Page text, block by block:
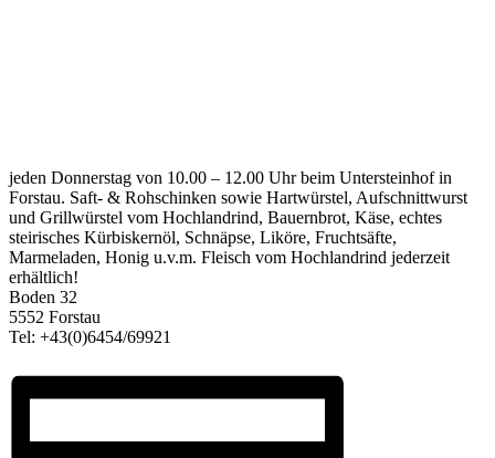
jeden Donnerstag von 10.00 – 12.00 Uhr beim Untersteinhof in
Forstau. Saft- & Rohschinken sowie Hartwürstel, Aufschnittwurst
und Grillwürstel vom Hochlandrind, Bauernbrot, Käse, echtes
steirisches Kürbiskernöl, Schnäpse, Liköre, Fruchtsäfte,
Marmeladen, Honig u.v.m. Fleisch vom Hochlandrind jederzeit
erhältlich!
Boden 32
5552 Forstau
Tel: +43(0)6454/69921